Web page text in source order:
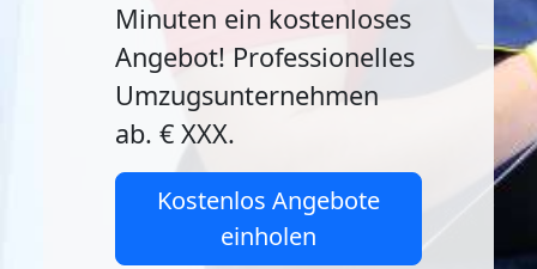
Minuten ein kostenloses
Angebot! Professionelles
Umzugsunternehmen
ab. € XXX.
Kostenlos Angebote
einholen